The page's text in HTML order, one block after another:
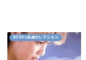
80`90's名曲セレクション